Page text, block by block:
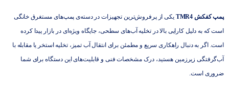
پمپ کفکش TMR4
یکی از پرفروش‌ترین تجهیزات در دسته‌ی پمپ‌های مستغرق خانگی
است که به دلیل کارایی بالا در تخلیه آب‌های سطحی، جایگاه ویژه‌ای در بازار پیدا کرده
است. اگر به دنبال راهکاری سریع و مطمئن برای انتقال آب تمیز، تخلیه استخر یا مقابله با
آب‌گرفتگی زیرزمین هستید، درک مشخصات فنی و قابلیت‌های این دستگاه برای شما
ضروری است.